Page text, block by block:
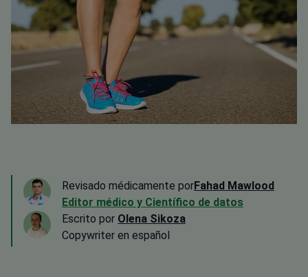
Revisado médicamente porFahad Mawlood
Editor médico y Científico de datos
Escrito por Olena Sikoza
Сopywriter en español